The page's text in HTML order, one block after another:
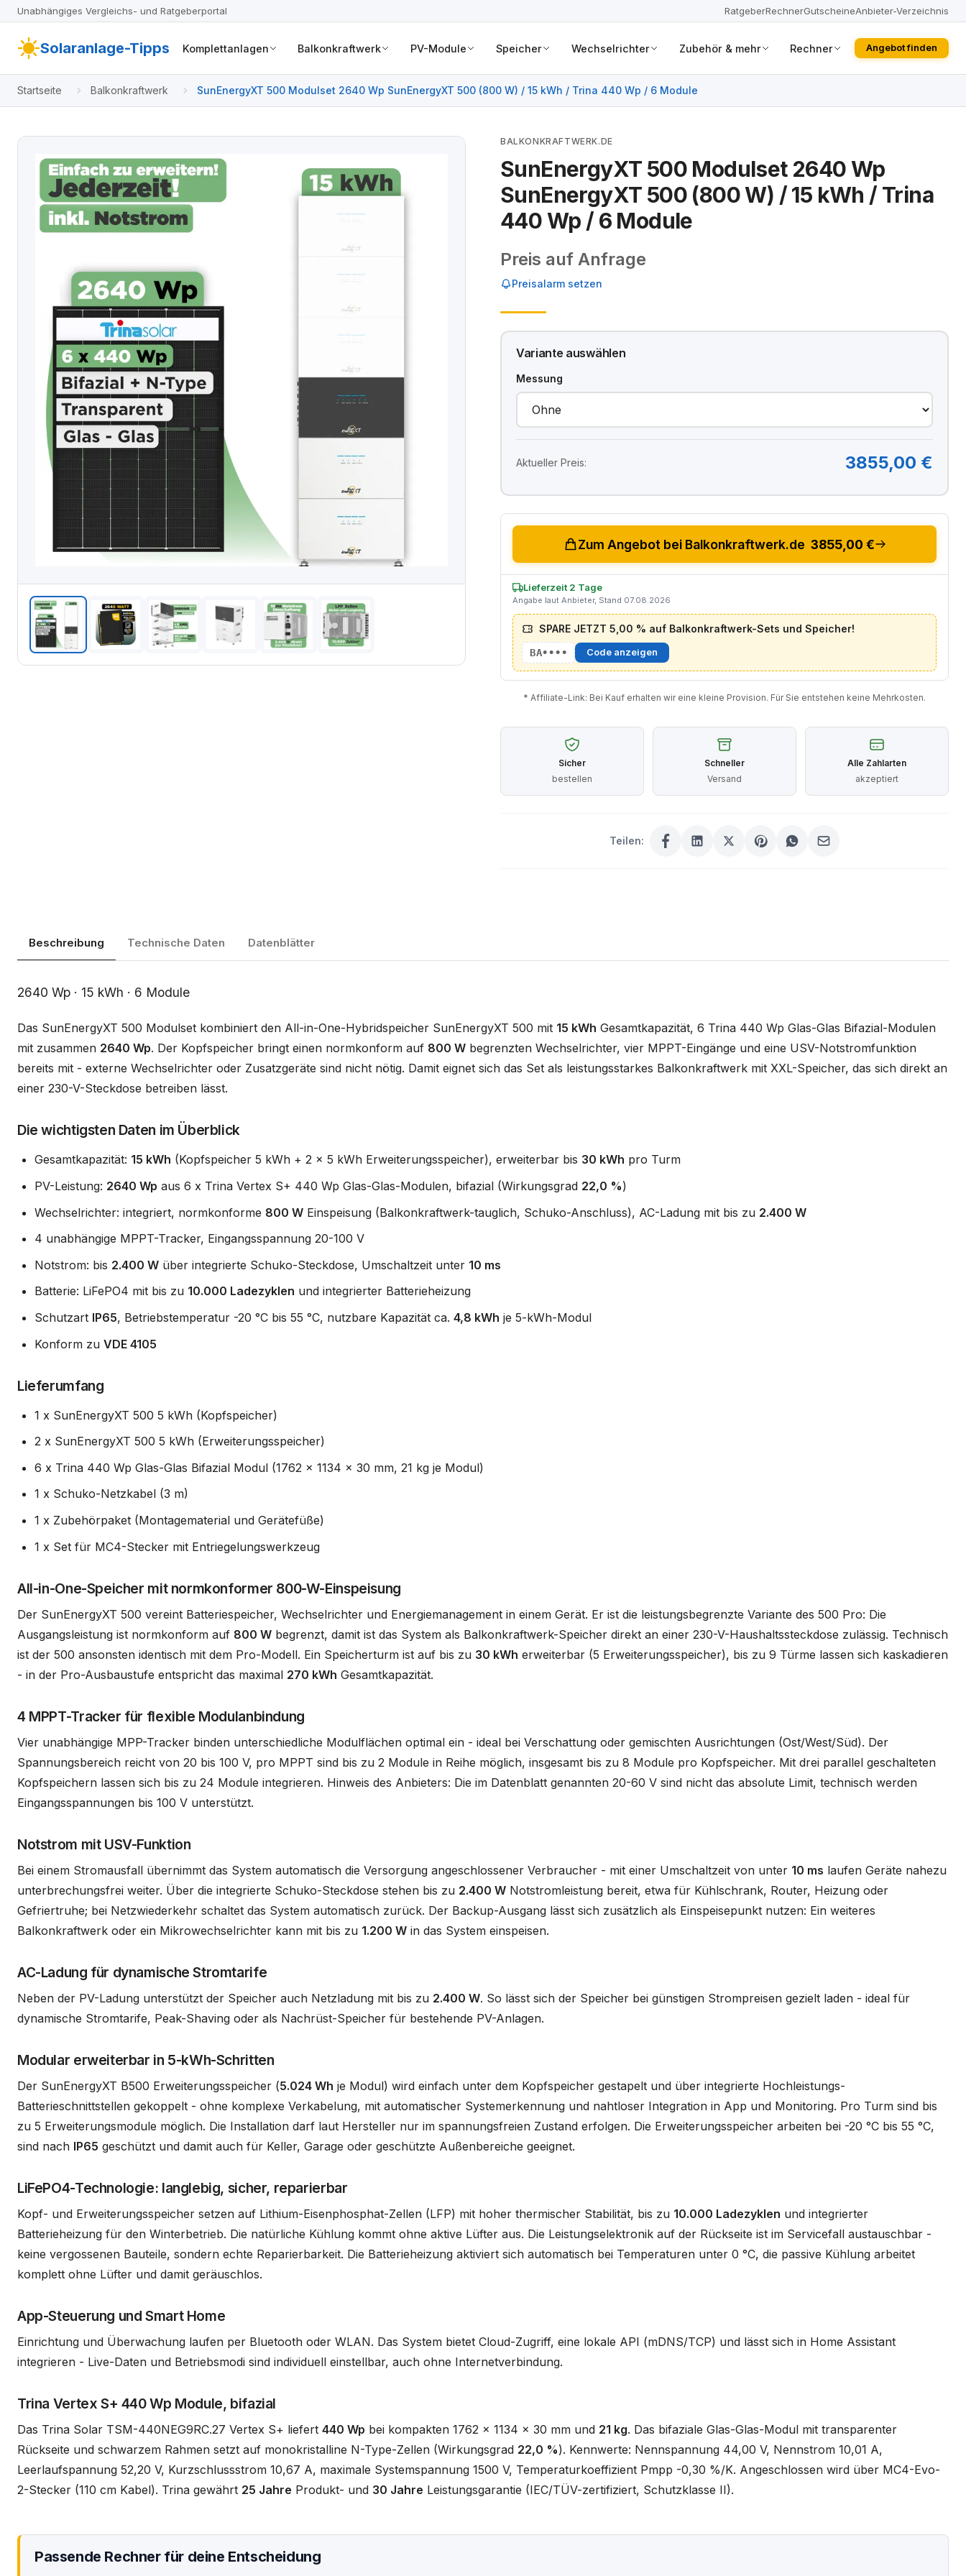
Unabhängiges Vergleichs- und Ratgeberportal RatgeberRechnerGutscheineAnbieter-Verzeichnis
Solaranlage-Tipps Komplettanlagen Balkonkraftwerk PV-Module Speicher Wechselrichter Zubehör & mehr Rechner Angebot finden
Startseite Balkonkraftwerk SunEnergyXT 500 Modulset 2640 Wp SunEnergyXT 500 (800 W) / 15 kWh / Trina 440 Wp / 6 Module
BALKONKRAFTWERK.DE
SunEnergyXT 500 Modulset 2640 Wp
SunEnergyXT 500 (800 W) / 15 kWh / Trina
440 Wp / 6 Module
Preis auf Anfrage
Preisalarm setzen
Variante auswählen
Messung
Aktueller Preis: 3855,00 €
Zum Angebot bei Balkonkraftwerk.de 3855,00 €
Lieferzeit 2 Tage
Angabe laut Anbieter, Stand 07.08.2026
SPARE JETZT 5,00 % auf Balkonkraftwerk-Sets und Speicher!
BA•••• Code anzeigen
* Affiliate-Link: Bei Kauf erhalten wir eine kleine Provision. Für Sie entstehen keine Mehrkosten.
Sicher
bestellen
Schneller
Versand
Alle Zahlarten
akzeptiert
Teilen:
Beschreibung Technische Daten Datenblätter
Beschreibung
2640 Wp · 15 kWh · 6 Module
Das SunEnergyXT 500 Modulset kombiniert den All-in-One-Hybridspeicher SunEnergyXT 500 mit 15 kWh Gesamtkapazität, 6 Trina 440 Wp Glas-Glas Bifazial-Modulen
mit zusammen 2640 Wp. Der Kopfspeicher bringt einen normkonform auf 800 W begrenzten Wechselrichter, vier MPPT-Eingänge und eine USV-Notstromfunktion
bereits mit - externe Wechselrichter oder Zusatzgeräte sind nicht nötig. Damit eignet sich das Set als leistungsstarkes Balkonkraftwerk mit XXL-Speicher, das sich direkt an
einer 230-V-Steckdose betreiben lässt.
Die wichtigsten Daten im Überblick
Gesamtkapazität: 15 kWh (Kopfspeicher 5 kWh + 2 x 5 kWh Erweiterungsspeicher), erweiterbar bis 30 kWh pro Turm
PV-Leistung: 2640 Wp aus 6 x Trina Vertex S+ 440 Wp Glas-Glas-Modulen, bifazial (Wirkungsgrad 22,0 %)
Wechselrichter: integriert, normkonforme 800 W Einspeisung (Balkonkraftwerk-tauglich, Schuko-Anschluss), AC-Ladung mit bis zu 2.400 W
4 unabhängige MPPT-Tracker, Eingangsspannung 20-100 V
Notstrom: bis 2.400 W über integrierte Schuko-Steckdose, Umschaltzeit unter 10 ms
Batterie: LiFePO4 mit bis zu 10.000 Ladezyklen und integrierter Batterieheizung
Schutzart IP65, Betriebstemperatur -20 °C bis 55 °C, nutzbare Kapazität ca. 4,8 kWh je 5-kWh-Modul
Konform zu VDE 4105
Lieferumfang
1 x SunEnergyXT 500 5 kWh (Kopfspeicher)
2 x SunEnergyXT 500 5 kWh (Erweiterungsspeicher)
6 x Trina 440 Wp Glas-Glas Bifazial Modul (1762 x 1134 x 30 mm, 21 kg je Modul)
1 x Schuko-Netzkabel (3 m)
1 x Zubehörpaket (Montagematerial und Gerätefüße)
1 x Set für MC4-Stecker mit Entriegelungswerkzeug
All-in-One-Speicher mit normkonformer 800-W-Einspeisung
Der SunEnergyXT 500 vereint Batteriespeicher, Wechselrichter und Energiemanagement in einem Gerät. Er ist die leistungsbegrenzte Variante des 500 Pro: Die
Ausgangsleistung ist normkonform auf 800 W begrenzt, damit ist das System als Balkonkraftwerk-Speicher direkt an einer 230-V-Haushaltssteckdose zulässig. Technisch
ist der 500 ansonsten identisch mit dem Pro-Modell. Ein Speicherturm ist auf bis zu 30 kWh erweiterbar (5 Erweiterungsspeicher), bis zu 9 Türme lassen sich kaskadieren
- in der Pro-Ausbaustufe entspricht das maximal 270 kWh Gesamtkapazität.
4 MPPT-Tracker für flexible Modulanbindung
Vier unabhängige MPP-Tracker binden unterschiedliche Modulflächen optimal ein - ideal bei Verschattung oder gemischten Ausrichtungen (Ost/West/Süd). Der
Spannungsbereich reicht von 20 bis 100 V, pro MPPT sind bis zu 2 Module in Reihe möglich, insgesamt bis zu 8 Module pro Kopfspeicher. Mit drei parallel geschalteten
Kopfspeichern lassen sich bis zu 24 Module integrieren. Hinweis des Anbieters: Die im Datenblatt genannten 20-60 V sind nicht das absolute Limit, technisch werden
Eingangsspannungen bis 100 V unterstützt.
Notstrom mit USV-Funktion
Bei einem Stromausfall übernimmt das System automatisch die Versorgung angeschlossener Verbraucher - mit einer Umschaltzeit von unter 10 ms laufen Geräte nahezu
unterbrechungsfrei weiter. Über die integrierte Schuko-Steckdose stehen bis zu 2.400 W Notstromleistung bereit, etwa für Kühlschrank, Router, Heizung oder
Gefriertruhe; bei Netzwiederkehr schaltet das System automatisch zurück. Der Backup-Ausgang lässt sich zusätzlich als Einspeisepunkt nutzen: Ein weiteres
Balkonkraftwerk oder ein Mikrowechselrichter kann mit bis zu 1.200 W in das System einspeisen.
AC-Ladung für dynamische Stromtarife
Neben der PV-Ladung unterstützt der Speicher auch Netzladung mit bis zu 2.400 W. So lässt sich der Speicher bei günstigen Strompreisen gezielt laden - ideal für
dynamische Stromtarife, Peak-Shaving oder als Nachrüst-Speicher für bestehende PV-Anlagen.
Modular erweiterbar in 5-kWh-Schritten
Der SunEnergyXT B500 Erweiterungsspeicher (5.024 Wh je Modul) wird einfach unter dem Kopfspeicher gestapelt und über integrierte Hochleistungs-
Batterieschnittstellen gekoppelt - ohne komplexe Verkabelung, mit automatischer Systemerkennung und nahtloser Integration in App und Monitoring. Pro Turm sind bis
zu 5 Erweiterungsmodule möglich. Die Installation darf laut Hersteller nur im spannungsfreien Zustand erfolgen. Die Erweiterungsspeicher arbeiten bei -20 °C bis 55 °C,
sind nach IP65 geschützt und damit auch für Keller, Garage oder geschützte Außenbereiche geeignet.
LiFePO4-Technologie: langlebig, sicher, reparierbar
Kopf- und Erweiterungsspeicher setzen auf Lithium-Eisenphosphat-Zellen (LFP) mit hoher thermischer Stabilität, bis zu 10.000 Ladezyklen und integrierter
Batterieheizung für den Winterbetrieb. Die natürliche Kühlung kommt ohne aktive Lüfter aus. Die Leistungselektronik auf der Rückseite ist im Servicefall austauschbar -
keine vergossenen Bauteile, sondern echte Reparierbarkeit. Die Batterieheizung aktiviert sich automatisch bei Temperaturen unter 0 °C, die passive Kühlung arbeitet
komplett ohne Lüfter und damit geräuschlos.
App-Steuerung und Smart Home
Einrichtung und Überwachung laufen per Bluetooth oder WLAN. Das System bietet Cloud-Zugriff, eine lokale API (mDNS/TCP) und lässt sich in Home Assistant
integrieren - Live-Daten und Betriebsmodi sind individuell einstellbar, auch ohne Internetverbindung.
Trina Vertex S+ 440 Wp Module, bifazial
Das Trina Solar TSM-440NEG9RC.27 Vertex S+ liefert 440 Wp bei kompakten 1762 x 1134 x 30 mm und 21 kg. Das bifaziale Glas-Glas-Modul mit transparenter
Rückseite und schwarzem Rahmen setzt auf monokristalline N-Type-Zellen (Wirkungsgrad 22,0 %). Kennwerte: Nennspannung 44,00 V, Nennstrom 10,01 A,
Leerlaufspannung 52,20 V, Kurzschlussstrom 10,67 A, maximale Systemspannung 1500 V, Temperaturkoeffizient Pmpp -0,30 %/K. Angeschlossen wird über MC4-Evo-
2-Stecker (110 cm Kabel). Trina gewährt 25 Jahre Produkt- und 30 Jahre Leistungsgarantie (IEC/TÜV-zertifiziert, Schutzklasse II).
Passende Rechner für deine Entscheidung